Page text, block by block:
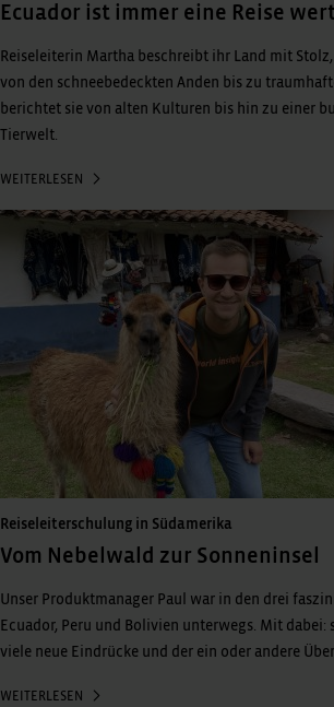
Ecuador ist immer eine Reise
Reiseleiterin Martha beschreibt ihr Land mit
von den schneebedeckten Anden bis zu
berichtet sie von alten Kulturen bis hin zu einer
Tierwelt.
WEITERLESEN
Reiseleiterschulung in Südamerika
Vom Nebelwald zur Sonneninsel
Unser Produktmanager Paul war in den drei
Ecuador, Peru und Bolivien unterwegs. Mit dabei:
viele neue Eindrücke und der ein oder andere
WEITERLESEN